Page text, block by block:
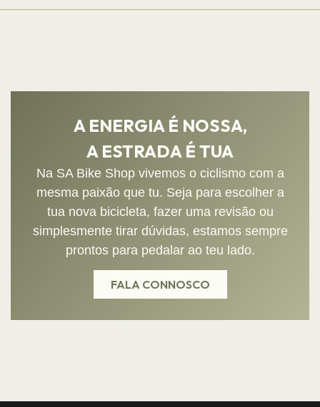
A ENERGIA É NOSSA,
A ESTRADA É TUA
Na SA Bike Shop vivemos o ciclismo com a
mesma paixão que tu. Seja para escolher a
tua nova bicicleta, fazer uma revisão ou
simplesmente tirar dúvidas, estamos sempre
prontos para pedalar ao teu lado.
FALA CONNOSCO